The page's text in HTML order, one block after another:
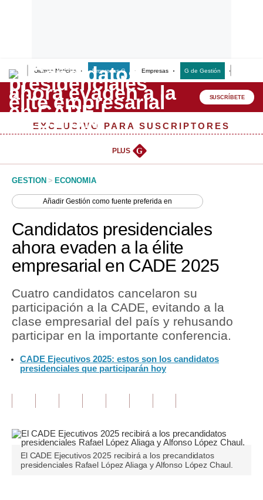
Últimas Noticias Empresas G Empresas G de Gestión
Lo último
Peru Quiosco
Management & Empleo
Perú
Política
Finanzas Personales
Inmobiliarias
Plus G
Blogs
Tendencias
SUSCRÍBETE
EXCLUSIVO PARA SUSCRIPTORES
PLUS G
GESTION > ECONOMIA
AñadirGestión como fuente preferida en
Candidatos presidenciales
ahora evaden a la élite
empresarial en CADE 2025
Cuatro candidatos cancelaron su
participación a la CADE, evitando a la
clase empresarial del país y rehusando
participar en la importante conferencia.
CADE Ejecutivos 2025: estos son los candidatos
presidenciales que participarán hoy
El CADE Ejecutivos 2025 recibirá a los precandidatos
presidenciales Rafael López Aliaga y Alfonso López Chaul.